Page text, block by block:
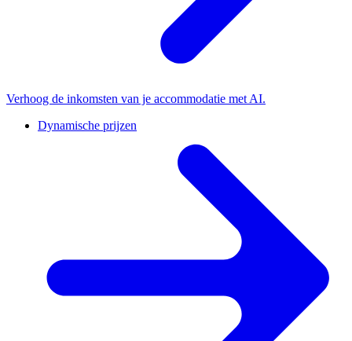
Verhoog de inkomsten van je accommodatie met AI.
Dynamische prijzen